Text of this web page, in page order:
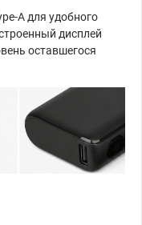
A для удобного
дисплей
оставшегося